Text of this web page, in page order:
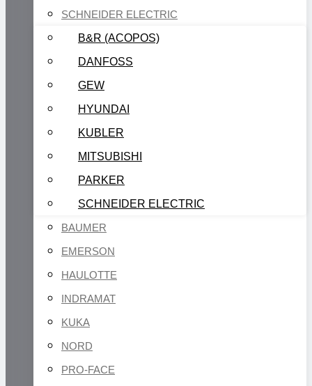
SCHNEIDER ELECTRIC
B&R (ACOPOS)
DANFOSS
GEW
HYUNDAI
KUBLER
MITSUBISHI
PARKER
SCHNEIDER ELECTRIC
BAUMER
EMERSON
HAULOTTE
INDRAMAT
KUKA
NORD
PRO-FACE